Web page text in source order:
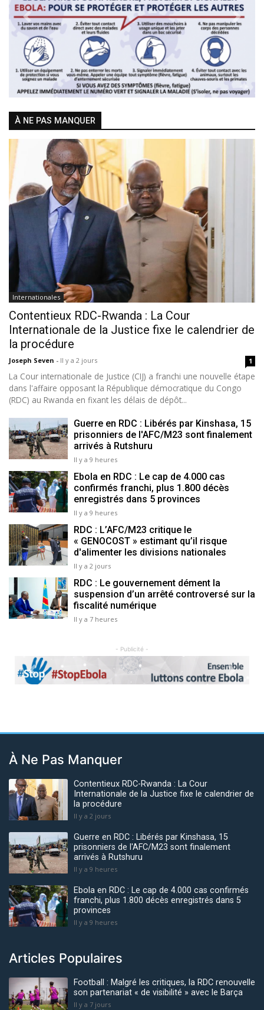
Previous Next
À NE PAS MANQUER
Internationales
Contentieux RDC-Rwanda : La Cour
Internationale de la Justice fixe le calendrier de
la procédure
Joseph Seven - Il y a 2 jours 1
La Cour internationale de Justice (CIJ) a franchi une nouvelle étape
dans l'affaire opposant la République démocratique du Congo
(RDC) au Rwanda en fixant les délais de dépôt...
Guerre en RDC : Libérés par Kinshasa, 15
prisonniers de l'AFC/M23 sont finalement
arrivés à Rutshuru
Il y a 9 heures
Ebola en RDC : Le cap de 4.000 cas
confirmés franchi, plus 1.800 décès
enregistrés dans 5 provinces
Il y a 9 heures
RDC : L’AFC/M23 critique le
« GENOCOST » estimant qu’il risque
d'alimenter les divisions nationales
Il y a 2 jours
RDC : Le gouvernement dément la
suspension d’un arrêté controversé sur la
fiscalité numérique
Il y a 7 heures
- Publicité -
Previous Next
À Ne Pas Manquer
Contentieux RDC-Rwanda : La Cour
Internationale de la Justice fixe le calendrier de
la procédure
Il y a 2 jours
Guerre en RDC : Libérés par Kinshasa, 15
prisonniers de l'AFC/M23 sont finalement
arrivés à Rutshuru
Il y a 9 heures
Ebola en RDC : Le cap de 4.000 cas confirmés
franchi, plus 1.800 décès enregistrés dans 5
provinces
Il y a 9 heures
Articles Populaires
Football : Malgré les critiques, la RDC renouvelle
son partenariat « de visibilité » avec le Barça
Il y a 7 jours